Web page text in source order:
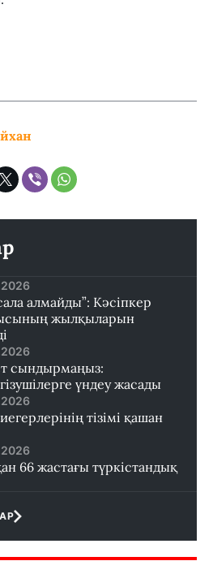
алмайды”: Кәсіпкер
жылқыларын
сындырмаңыз:
үндеу жасады
тізімі қашан
66 жастағы түркістандық